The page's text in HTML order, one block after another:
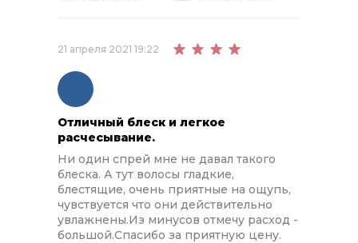
21 апреля 2021 19:22
Отличный блеск и легкое
расчесывание.
Ни один спрей мне не давал такого
блеска. А тут волосы гладкие,
блестящие, очень приятные на ощупь,
чувствуется что они действительно
увлажнены.Из минусов отмечу расход -
большой.Спасибо за приятную цену.